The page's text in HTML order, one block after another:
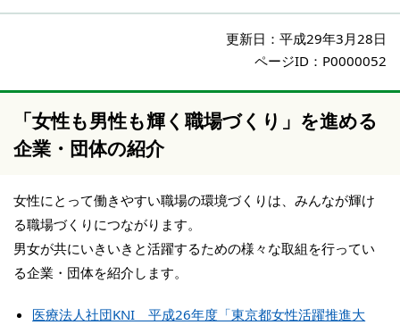
更新日： 平成29年3月28日
ページID：P0000052
「女性も男性も輝く職場づくり」を進める
企業・団体の紹介
女性にとって働きやすい職場の環境づくりは、みんなが輝け
る職場づくりにつながります。
男女が共にいきいきと活躍するための様々な取組を行ってい
る企業・団体を紹介します。
医療法人社団KNI 平成26年度「東京都女性活躍推進大